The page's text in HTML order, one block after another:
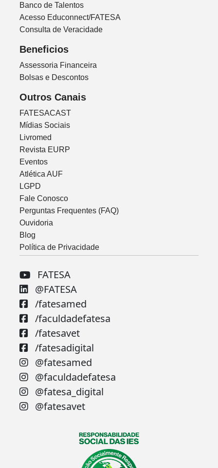
Banco de Talentos
Acesso Educonnect/FATESA
Consulta de Veracidade
Beneficios
Assessoria Financeira
Bolsas e Descontos
Outros Canais
FATESACAST
Mídias Sociais
Livromed
Revista EURP
Eventos
Atlética AUF
LGPD
Fale Conosco
Perguntas Frequentes (FAQ)
Ouvidoria
Blog
Política de Privacidade
FATESA
@FATESA
/fatesamed
/faculdadefatesa
/fatesavet
/fatesadigital
@fatesamed
@faculdadefatesa
@fatesa_digital
@fatesavet